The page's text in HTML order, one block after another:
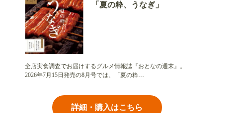
「夏の粋、うなぎ」
全店実食調査でお届けするグルメ情報誌『おとなの週末』。
2026年7月15日発売の8月号では、「夏の粋…
詳細・購入はこちら